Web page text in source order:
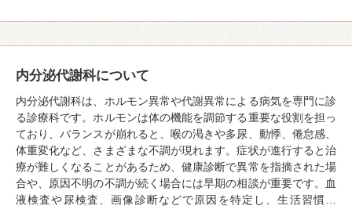
内分泌代謝科について
内分泌代謝科は、ホルモン異常や代謝異常による病気を専門に診
る診療科です。ホルモンは体の機能を調節する重要な役割を担っ
ており、バランスが崩れると、喉の渇きや多尿、動悸、倦怠感、
体重変化など、さまざまな不調が現れます。症状が進行すると治
療が難しくなることがあるため、健康診断で異常を指摘された場
合や、原因不明の不調が続く場合には早期の相談が重要です。血
液検査や尿検査、画像診断などで原因を特定し、生活習慣…